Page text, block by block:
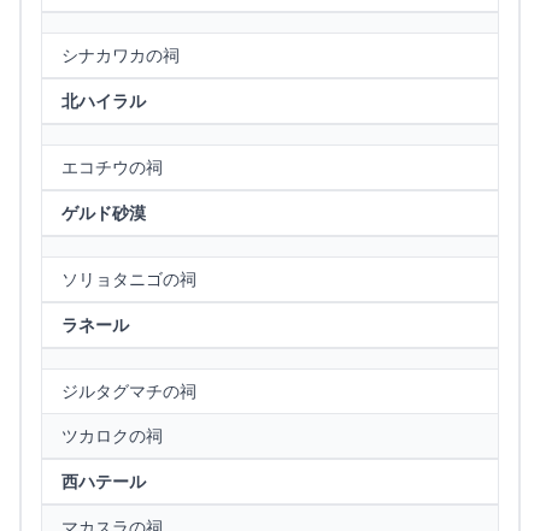
シナカワカの祠
北ハイラル
エコチウの祠
ゲルド砂漠
ソリョタニゴの祠
ラネール
ジルタグマチの祠
ツカロクの祠
西ハテール
マカスラの祠